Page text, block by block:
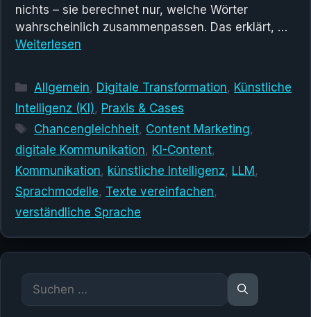
nichts – sie berechnet nur, welche Wörter
wahrscheinlich zusammenpassen. Das erklärt, …
Weiterlesen
Kategorien
Allgemein, Digitale Transformation, Künstliche
Intelligenz (KI), Praxis & Cases
Schlagwörter
Chancengleichheit, Content Marketing,
digitale Kommunikation, KI-Content,
Kommunikation, künstliche Intelligenz, LLM,
Sprachmodelle, Texte vereinfachen,
verständliche Sprache
Suchen
nach: